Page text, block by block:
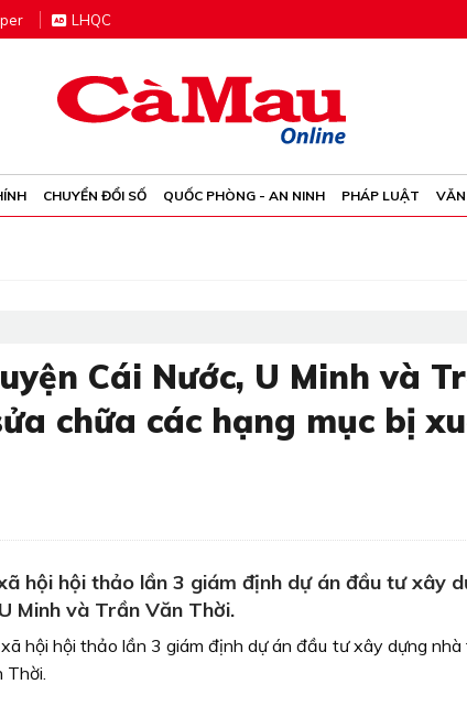
LHQC
CHUYỂN ĐỔI SỐ QUỐC PHÒNG - AN NINH PHÁP LUẬT
Cái Nước, U Minh và
chữa các hạng mục bị
hội hội thảo lần 3 giám định dự án đầu tư xây
Minh và Trần Văn Thời.
hội hội thảo lần 3 giám định dự án đầu tư xây dựng nhà
Thời.